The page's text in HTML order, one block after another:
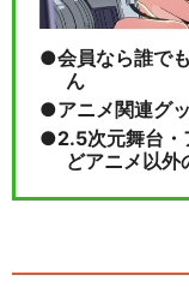
会員なら誰で
ん
アニメ関連グ
2.5次元舞台・
どアニメ以外